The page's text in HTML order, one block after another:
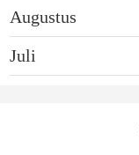
Augustus
Juli